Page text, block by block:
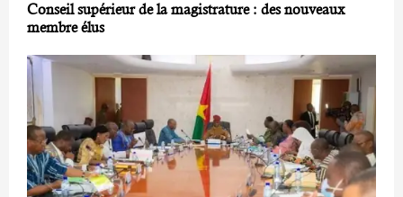
Conseil supérieur de la magistrature : des nouveaux
membre élus